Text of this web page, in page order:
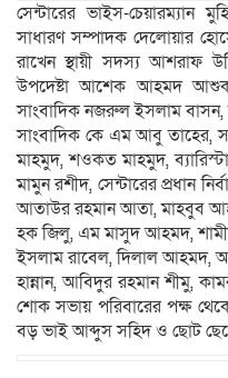
সেন্টারের ভাইস-চেয়ারম্যান
সাধারণ সম্পাদক দেলোয়ার
রাখেন স্থায়ী সদস্য আশরাফ
উপদেষ্টা আশেক আহমদ আশুক,
সাংবাদিক নজরুল ইসলাম
সাংবাদিক কে এম আবু তাহের,
মাহমুদ, শওকত মাহমুদ,
মামুন রশীদ, সেন্টারের প্রধান
আতাউর রহমান আতা, মাহবুব
হক জিলু, এম মাসুদ আহমদ,
ইসলাম রাবেল, দিলাল আহমদ,
হান্নান, আবিদুর রহমান শীমু,
শোক সভায় পরিবারের পক্ষ
বড় ভাই আব্দুস সহিদ ও ছোট